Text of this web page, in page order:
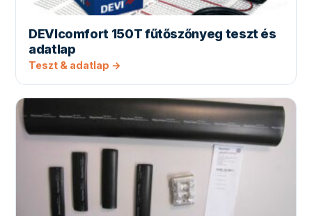
DEVIcomfort 150T fűtőszőnyeg teszt és
adatlap
Teszt & adatlap →